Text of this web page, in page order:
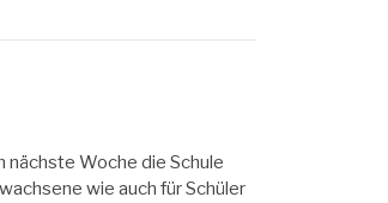
nächste Woche die Schule
wie auch für Schüler